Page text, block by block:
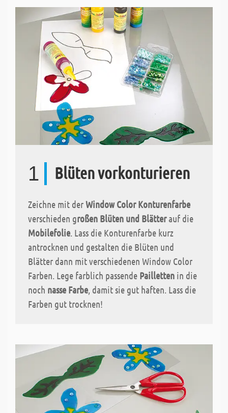
1 Blüten vorkonturieren
Zeichne mit derWindow Color Konturenfarbe
verschieden großen Blüten und Blätterauf die
Mobilefolie. Lass die Konturenfarbe kurz
antrocknen und gestalten die Blüten und
Blätter dann mit verschiedenen Window Color
Farben. Lege farblich passende Pailletten in die
noch nasse Farbe, damit sie gut haften. Lass die
Farben gut trocknen!